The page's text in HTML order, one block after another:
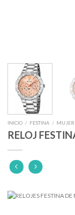
INICIO / FESTINA / MUJER
RELOJ